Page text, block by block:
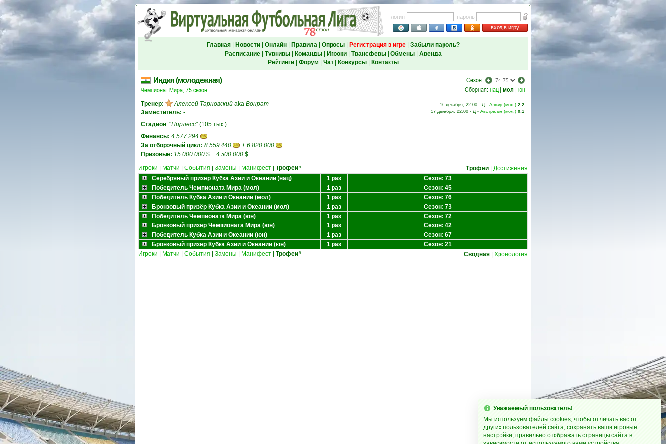
логин
пароль
вход в игру
Главная| Новости| Онлайн| Правила| Опросы| Регистрация в игре| Забыли пароль?
Расписание| Турниры| Команды| Игроки| Трансферы| Обмены| Аренда
Рейтинги| Форум Чат| Конкурсы| Контакты
Индия (молодежная)
Чемпионат Мира, 75 сезон
Тренер: Алексей Тарновский aka Вонрат
Заместитель: -
Стадион: "Пирлесс" (105 тыс.)
Финансы: 4 577 294
За отборочный цикл: 8 559 440 + 6 820 000
Призовые: 15 000 000 $ + 4 500 000 $
Сезон:
Сборная: нац | мол | юн
16 декабря, 22:00 - Д - Алжир (мол.) 2:2
17 декабря, 22:00 - Д - Австралия (мол.) 0:1
Игроки Матчи События Замены Манифест Трофеи8 Трофеи
Достижения
Серебряный призёр Кубка Азии и Океании (нац)
1 раз
Сезон: 73
Победитель Чемпионата Мира (мол)
1 раз
Сезон: 45
Победитель Кубка Азии и Океании (мол)
1 раз
Сезон: 76
Бронзовый призёр Кубка Азии и Океании (мол)
1 раз
Сезон: 73
Победитель Чемпионата Мира (юн)
1 раз
Сезон: 72
Бронзовый призёр Чемпионата Мира (юн)
1 раз
Сезон: 42
Победитель Кубка Азии и Океании (юн)
1 раз
Сезон: 67
Бронзовый призёр Кубка Азии и Океании (юн)
1 раз
Сезон: 21
Игроки
Матчи События Замены Манифест Трофеи8 Сводная Хронология
Уважаемый пользователь!
Мы используем файлы cookies, чтобы отличать вас от
других пользователей сайта, сохранять ваши игровые
настройки, правильно отображать страницы сайта в